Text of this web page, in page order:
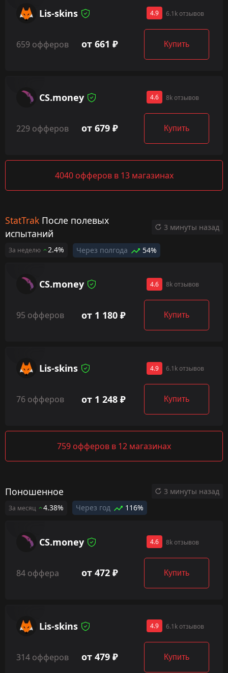
Lis-skins 4.9 6.1k отзывов
659 офферов от 661 ₽ Купить
CS.money 4.6 8k отзывов
229 офферов от 679 ₽ Купить
4040 офферов в 13 магазинах
StatTrak После полевых
испытаний
За неделю 2.4% Через полгода 54%
3 минуты назад
CS.money 4.6 8k отзывов
95 офферов от 1 180 ₽ Купить
Lis-skins 4.9 6.1k отзывов
76 офферов от 1 248 ₽ Купить
759 офферов в 12 магазинах
Поношенное
За месяц 4.38% Через год 116%
3 минуты назад
CS.money 4.6 8k отзывов
84 оффера от 472 ₽ Купить
Lis-skins 4.9 6.1k отзывов
314 офферов от 479 ₽ Купить